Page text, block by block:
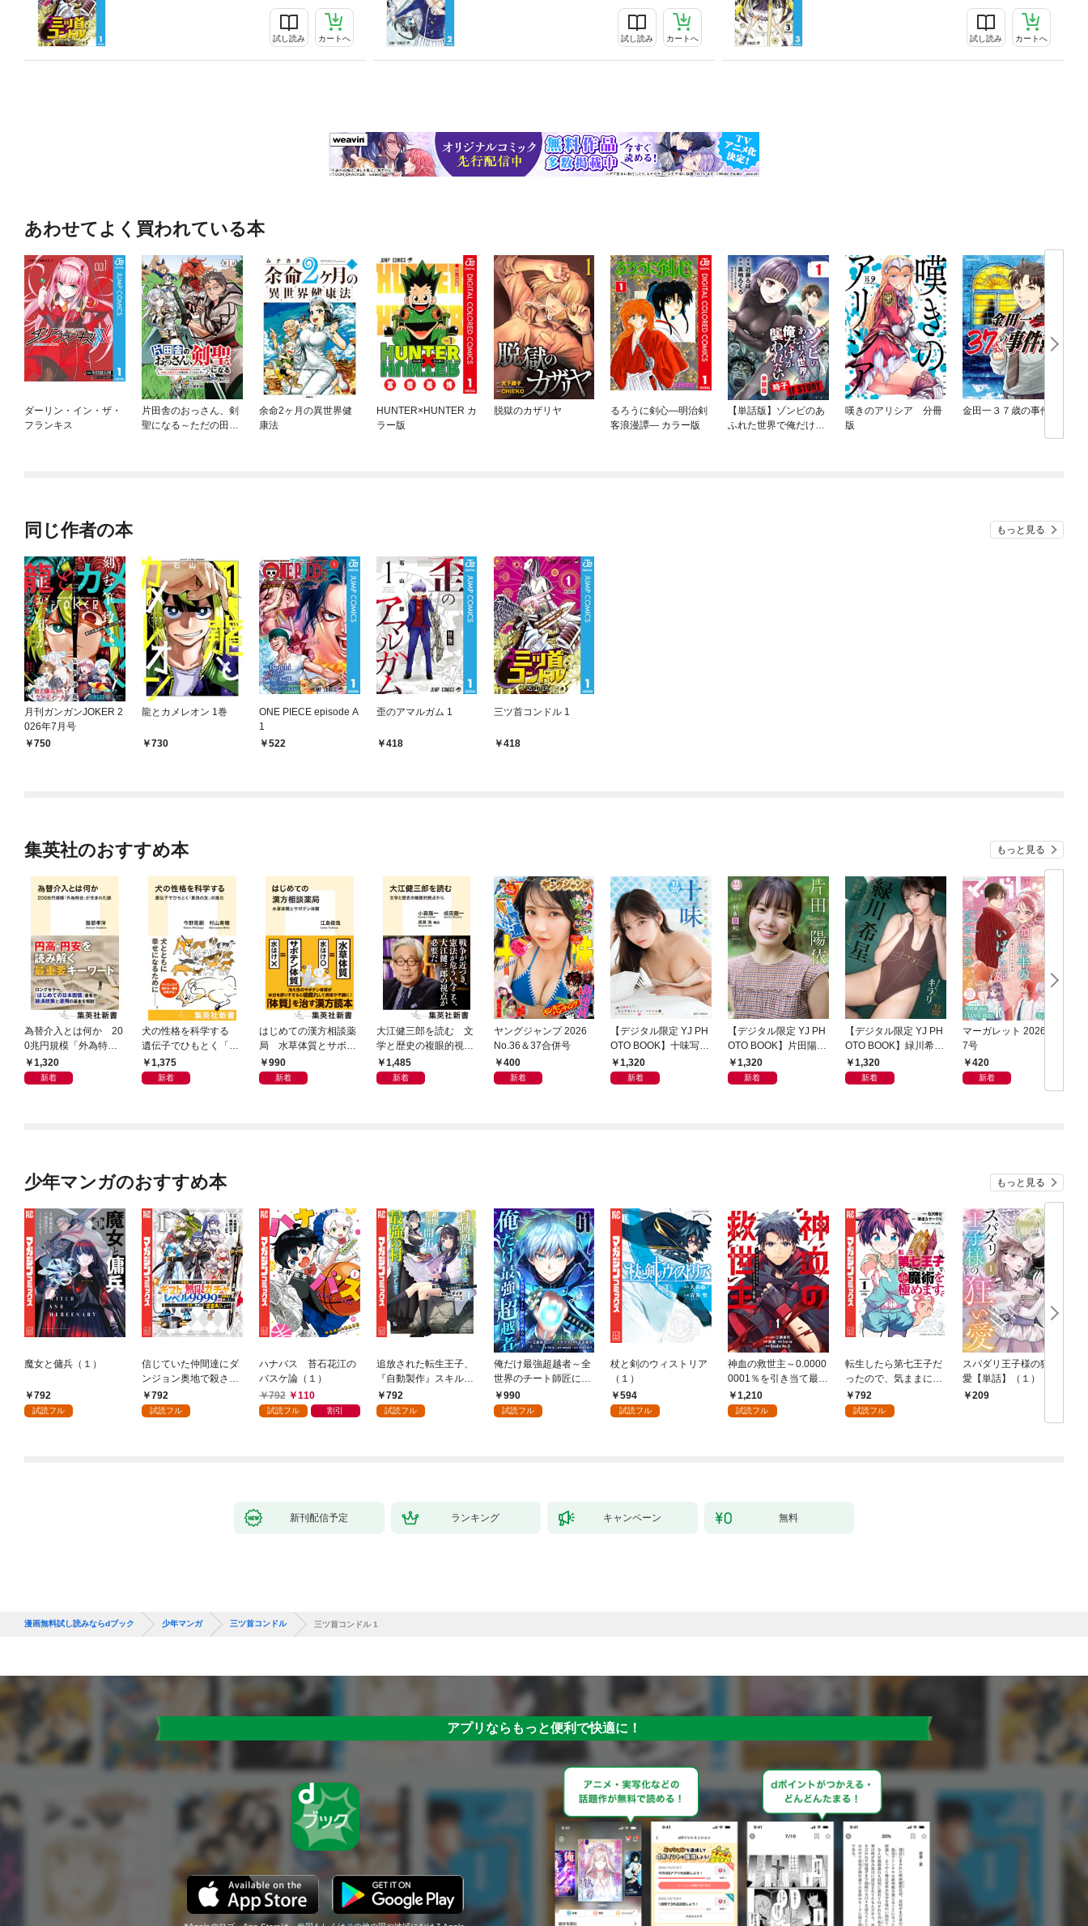
試し読み カートへ 試し読み カートへ 試し読み カートへ
あわせてよく買われている本
ダーリン・イン・ザ・
フランキス
片田舎のおっさん、剣
聖になる～ただの田舎
余命2ヶ月の異世界健
康法
HUNTER×HUNTER カ
ラー版
脱獄のカザリヤ
るろうに剣心—明治剣
客浪漫譚— カラー版
【単話版】ゾンビのあ
ふれた世界で俺だけが
嘆きのアリシア 分冊
版
金田一３７歳の事件簿
同じ作者の本 もっと見る
月刊ガンガンJOKER 2
026年7月号
750
龍とカメレオン 1巻
730
ONE PIECE episode A
1
522
歪のアマルガム 1
418
三ツ首コンドル 1
418
集英社のおすすめ本 もっと見る
為替介入とは何か 20
0兆円規模「外為特
会」が生まれた謎
1,320
新着
犬の性格を科学する
遺伝子でひもとく「最
良の友」の進化
1,375
新着
はじめての漢方相談薬
局 水草体質とサボテ
ン体質
990
新着
大江健三郎を読む 文
学と歴史の複眼的視点
から1,485
新着
ヤングジャンプ 2026
No.36＆37合併号
400
新着
【デジタル限定 YJ PH
OTO BOOK】十味写真
集「続・『ぽみ』！？
どこでもトレイン・ベ
1,320
新着
【デジタル限定 YJ PH
OTO BOOK】片田陽依
写真集「羽色日和」
1,320
新着
【デジタル限定 YJ PH
OTO BOOK】緑川希星
写真集「きらら、キラ
リ」
1,320
新着
マーガレット 2026年1
7号
420
新着
少年マンガのおすすめ本 もっと見る
魔女と傭兵（１）
792
試読フル
信じていた仲間達にダ
ンジョン奥地で殺され
かけたがギフト『無限
ガチャ』でレベル９９
792
試読フル
ハナバス 苔石花江の
バスケ論（１）
792
110
試読フル 割引
追放された転生王子、
『自動製作』スキルで
領地を爆速で開拓し最
強の村を作ってしまう
792
試読フル
俺だけ最強超越者～全
世界のチート師匠に認
められた～【単行本】
（１）
990
試読フル
杖と剣のウィストリア
（１）
594
試読フル
神血の救世主～0.0000
0001％を引き当て最強
へ～【電子書籍特典
付】（１）
1,210
試読フル
転生したら第七王子だ
ったので、気ままに魔
術を極めます（１）
792
試読フル
スパダリ王子様の狂い
愛【単話】（１）
209
新刊配信予定 ランキング キャンペーン 無料
漫画無料試し読みならdブック 少年マンガ 三ツ首コンドル 三ツ首コンドル 1
アプリならもっと便利で快適に！